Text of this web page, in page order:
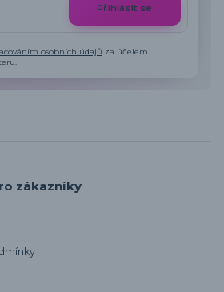
Přihlásit se
osobních údajů za účelem
zákazníky